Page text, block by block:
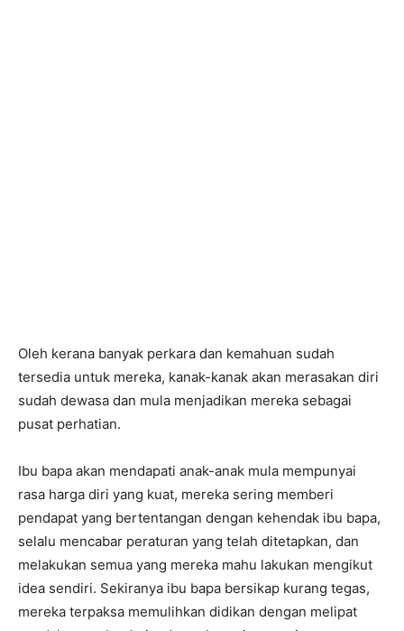
Oleh kerana banyak perkara dan kemahuan sudah
tersedia untuk mereka, kanak-kanak akan merasakan diri
sudah dewasa dan mula menjadikan mereka sebagai
pusat perhatian.
Ibu bapa akan mendapati anak-anak mula mempunyai
rasa harga diri yang kuat, mereka sering memberi
pendapat yang bertentangan dengan kehendak ibu bapa,
selalu mencabar peraturan yang telah ditetapkan, dan
melakukan semua yang mereka mahu lakukan mengikut
idea sendiri. Sekiranya ibu bapa bersikap kurang tegas,
mereka terpaksa memulihkan didikan dengan melipat